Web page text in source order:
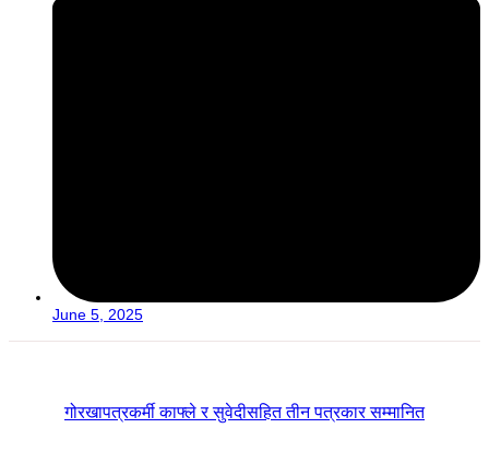
June 5, 2025
गोरखापत्रकर्मी काफ्ले र सुवेदीसहित तीन पत्रकार सम्मानित